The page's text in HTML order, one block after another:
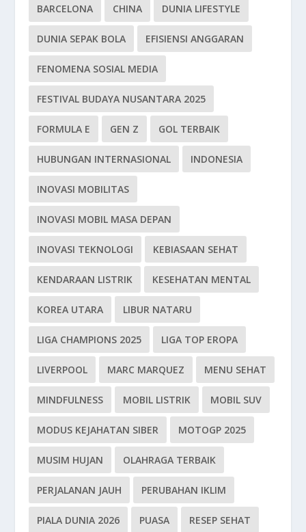
BARCELONA CHINA DUNIA LIFESTYLE
DUNIA SEPAK BOLA EFISIENSI ANGGARAN
FENOMENA SOSIAL MEDIA
FESTIVAL BUDAYA NUSANTARA 2025
FORMULA E GEN Z GOL TERBAIK
HUBUNGAN INTERNASIONAL INDONESIA
INOVASI MOBILITAS
INOVASI MOBIL MASA DEPAN
INOVASI TEKNOLOGI KEBIASAAN SEHAT
KENDARAAN LISTRIK KESEHATAN MENTAL
KOREA UTARA LIBUR NATARU
LIGA CHAMPIONS 2025 LIGA TOP EROPA
LIVERPOOL MARC MARQUEZ MENU SEHAT
MINDFULNESS MOBIL LISTRIK MOBIL SUV
MODUS KEJAHATAN SIBER MOTOGP 2025
MUSIM HUJAN OLAHRAGA TERBAIK
PERJALANAN JAUH PERUBAHAN IKLIM
PIALA DUNIA 2026 PUASA RESEP SEHAT